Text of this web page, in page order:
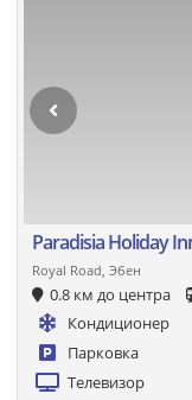
Paradisia Holiday
Royal Road, Эбен
0.8 км до центра
Кондиционер
Парковка
Телевизор